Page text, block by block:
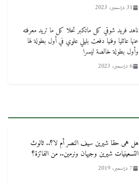
31 ديسمبر، 2023
ناهد فريد شوقي كل ماتكبر تحلا كل ما تريد معرفته
عنها عائليا وفنيا دفعت بليلي علوي في أول بطولة لها
وأول بطولة خالصة ليسرا
6 ديسمبر، 2023
هل هى حقا شيرين سيف النصر أم لا؟.. ثالوث
التسعينيات شيرين وجيهان ونرمين.. من الفائزة؟
7 ديسمبر، 2019